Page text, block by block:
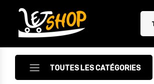
Letshop.dz
TOUTES LES CATÉGORIES